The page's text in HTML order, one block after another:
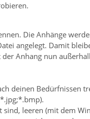
Die Anhänge
angelegt. Damit
Anhang nun
deinen Bedürfnissen
leeren (mit dem